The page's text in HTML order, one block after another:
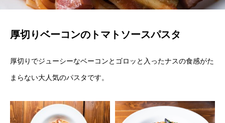
厚切りベーコンのトマトソースパスタ
厚切りでジューシーなベーコンとゴロッと入ったナスの食感がた
まらない大人気のパスタです。